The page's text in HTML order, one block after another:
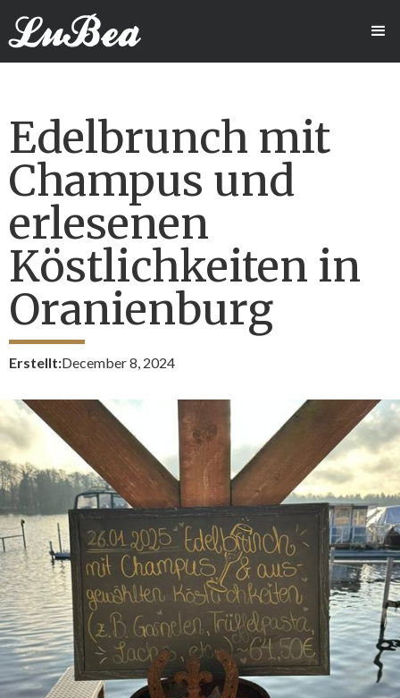
Edelbrunch mit
Champus und
erlesenen
Köstlichkeiten in
Oranienburg
Erstellt:December 8, 2024